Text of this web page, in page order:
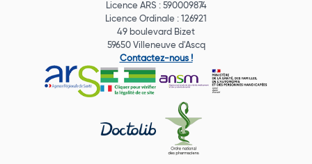
Licence ARS : 590009874
Licence Ordinale : 126921
49 boulevard Bizet
59650 Villeneuve d'Ascq
Contactez-nous !